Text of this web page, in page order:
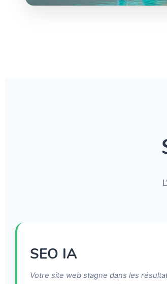
SEO IA
Votre site web stagne dans les